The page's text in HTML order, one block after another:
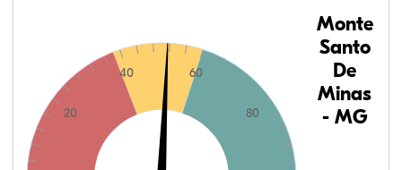
20
40 60
80
Monte
Santo
De
Minas
- MG